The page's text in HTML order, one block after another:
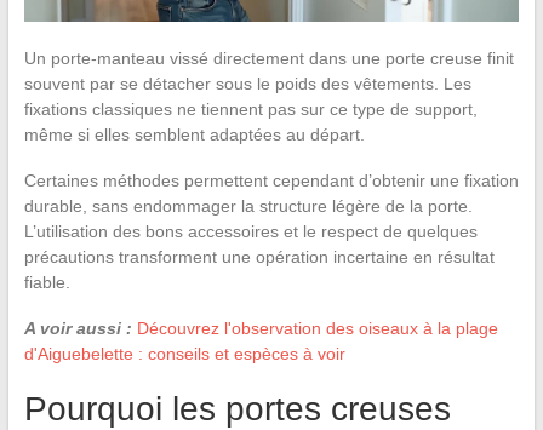
Un porte-manteau vissé directement dans une porte creuse finit
souvent par se détacher sous le poids des vêtements. Les
fixations classiques ne tiennent pas sur ce type de support,
même si elles semblent adaptées au départ.
Certaines méthodes permettent cependant d’obtenir une fixation
durable, sans endommager la structure légère de la porte.
L’utilisation des bons accessoires et le respect de quelques
précautions transforment une opération incertaine en résultat
fiable.
A voir aussi : Découvrez l'observation des oiseaux à la plage
d'Aiguebelette : conseils et espèces à voir
Pourquoi les portes creuses